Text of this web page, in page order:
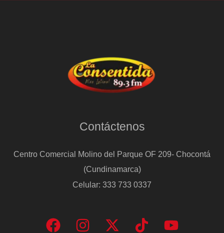
Contáctenos
Centro Comercial Molino del Parque OF 209- Chocontá
(Cundinamarca)
Celular: 333 733 0337